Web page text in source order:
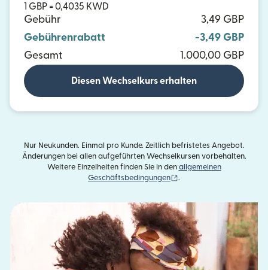
1 GBP = 0,4035 KWD
Gebühr
3,49 GBP
Gebührenrabatt
-3,49 GBP
Gesamt
1.000,00 GBP
Diesen Wechselkurs erhalten
Nur Neukunden. Einmal pro Kunde. Zeitlich befristetes Angebot.
Änderungen bei allen aufgeführten Wechselkursen vorbehalten.
Weitere Einzelheiten finden Sie in den allgemeinen
Geschäftsbedingungen
.